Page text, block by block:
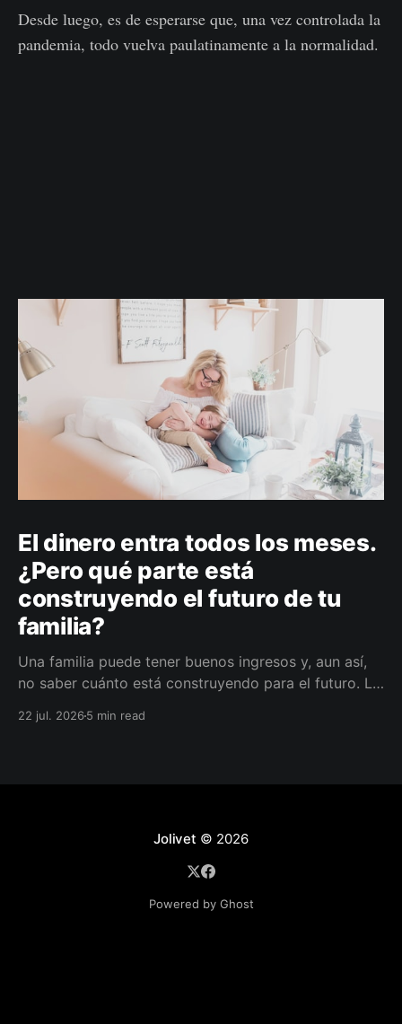
Desde luego, es de esperarse que, una vez controlada la
pandemia, todo vuelva paulatinamente a la normalidad.
El dinero entra todos los meses.
¿Pero qué parte está
construyendo el futuro de tu
familia?
Una familia puede tener buenos ingresos y, aun así,
no saber cuánto está construyendo para el futuro. La
darle a cada parte del ingreso un propósito, un plazo
22 jul. 20265 min read
Jolivet © 2026
Powered by Ghost